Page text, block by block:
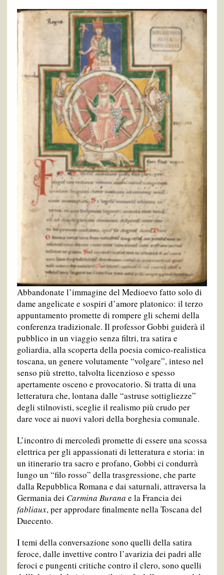
Abbandonate l’immagine del Medioevo fatto solo di
dame angelicate e sospiri d’amore platonico: il terzo
appuntamento promette di rompere gli schemi della
conferenza tradizionale. Il professor Gobbi guiderà il
pubblico in un viaggio senza filtri, tra satira e
goliardia, alla scoperta della poesia comico-realistica
toscana, un genere volutamente “volgare”, inteso nel
senso più stretto, talvolta licenzioso e spesso
apertamente osceno e provocatorio. Si tratta di una
letteratura che, lontana dalle “astruse sottigliezze”
degli stilnovisti, sceglie il realismo più crudo per
dare voce ai nuovi valori della borghesia comunale.
L’incontro di mercoledì promette di essere una scossa
elettrica per gli appassionati di letteratura e storia: in
un itinerario tra sacro e profano, Gobbi ci condurrà
lungo un “filo rosso” della trasgressione, che parte
dalla Repubblica Romana e dai saturnali, attraversa la
Germania dei Carmina Burana e la Francia dei
fabliaux, per approdare finalmente nella Toscana del
Duecento.
I temi della conversazione sono quelli della satira
feroce, dalle invettive contro l’avarizia dei padri alle
feroci e pungenti critiche contro il clero, sono quelli